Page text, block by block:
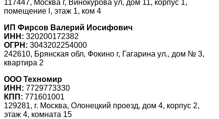
117447, Москва г, Винокурова ул, дом 11, корпус 1,
помещение l, этаж 1, ком 4
ИП Фирсов Валерий Иосифович
ИНН: 320200172382
ОГРН: 3043202254000
242610, Брянская обл, Фокино г, Гагарина ул., дом № 3,
квартира 2
ООО Техномир
ИНН: 7729773330
КПП: 771601001
129281, г. Москва, Олонецкий проезд, дом 4, корпус 2,
этаж 4, комната 15